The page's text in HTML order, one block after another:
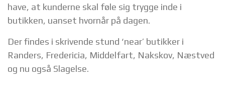
have, at kunderne skal føle sig trygge inde i
butikken, uanset hvornår på dagen.
Der findes i skrivende stund ‘near’ butikker i
Randers, Fredericia, Middelfart, Nakskov, Næstved
og nu også Slagelse.